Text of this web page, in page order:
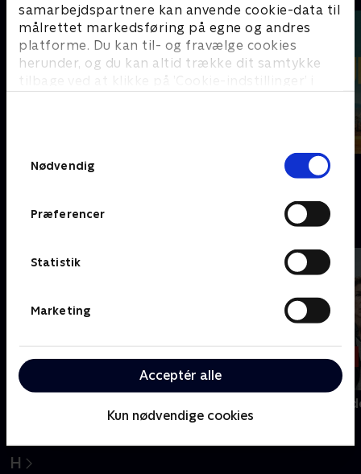
samarbejdspartnere kan anvende cookie-data til
målrettet markedsføring på egne og andres
platforme. Du kan til- og fravælge cookies
herunder, og du kan altid trække dit samtykke
tilbage ved at klikke på ’Cookie-indstillinger’ i
Nødvendig
Præferencer
Statistik
Marketing
Acceptér alle
Kun nødvendige cookies
Nyligt tilføjet Frauds
H